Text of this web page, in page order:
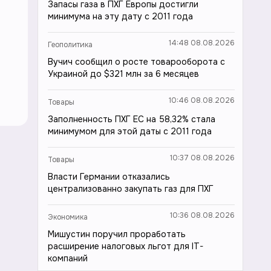
Запасы газа в ПХГ Европы достигли
минимума на эту дату с 2011 года
Геополитика 14:48 08.08.2026
Вучич сообщил о росте товарооборота с
Украиной до $321 млн за 6 месяцев
Товары 10:46 08.08.2026
Заполненность ПХГ ЕС на 58,32% стала
минимумом для этой даты с 2011 года
Товары 10:37 08.08.2026
Власти Германии отказались
централизованно закупать газ для ПХГ
Экономика 10:36 08.08.2026
Мишустин поручил проработать
расширение налоговых льгот для IT-
компаний